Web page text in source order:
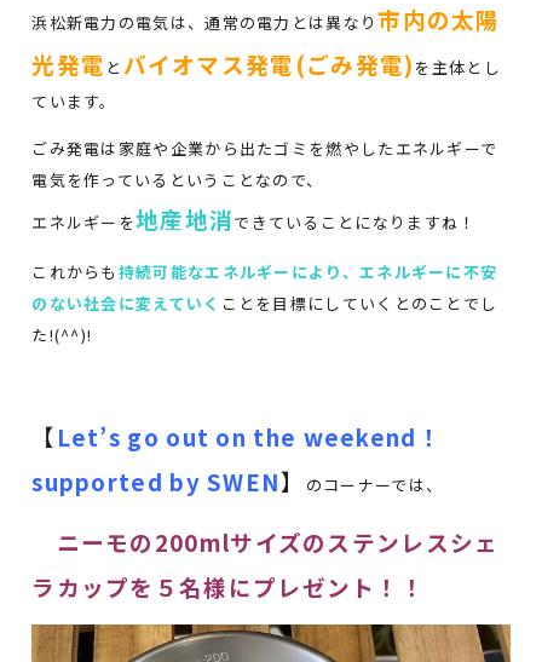
浜松新電力の電気は、通常の電力とは異なり市内の太陽
光発電 と バイオマス発電(ごみ発電) を主体とし
ています。
ごみ発電は家庭や企業から出たゴミを燃やしたエネルギーで
電気を作っているということなので、
エネルギーを地産地消できていることになりますね！
これからも 持続可能なエネルギーにより、エネルギーに不安
のない社会に変えていく ことを目標にしていくとのことでし
た!(^^)!
【Let’s go out on the weekend！
supported by SWEN】 のコーナーでは、
ニーモの200mlサイズのステンレスシェ
ラカップを５名様にプレゼント ！！